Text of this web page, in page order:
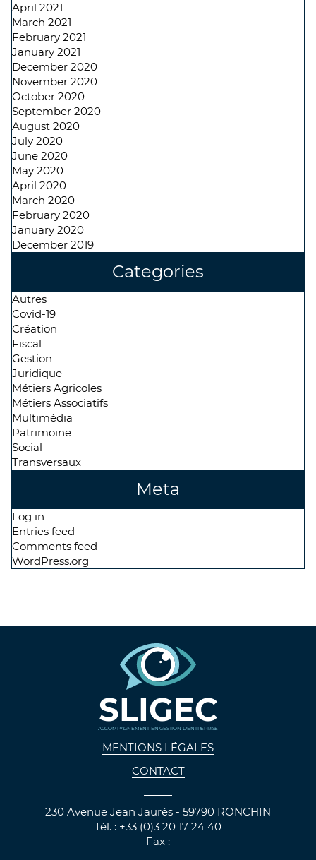
April 2021
March 2021
February 2021
January 2021
December 2020
November 2020
October 2020
September 2020
August 2020
July 2020
June 2020
May 2020
April 2020
March 2020
February 2020
January 2020
December 2019
Categories
Autres
Covid-19
Création
Fiscal
Gestion
Juridique
Métiers Agricoles
Métiers Associatifs
Multimédia
Patrimoine
Social
Transversaux
Meta
Log in
Entries feed
Comments feed
WordPress.org
SLIGEC
ACCOMPAGNEMENT EN GESTION D'ENTREPRISE
MENTIONS LÉGALES
CONTACT
230 Avenue Jean Jaurès - 59790 RONCHIN
Tél. : +33 (0)3 20 17 24 40
Fax :